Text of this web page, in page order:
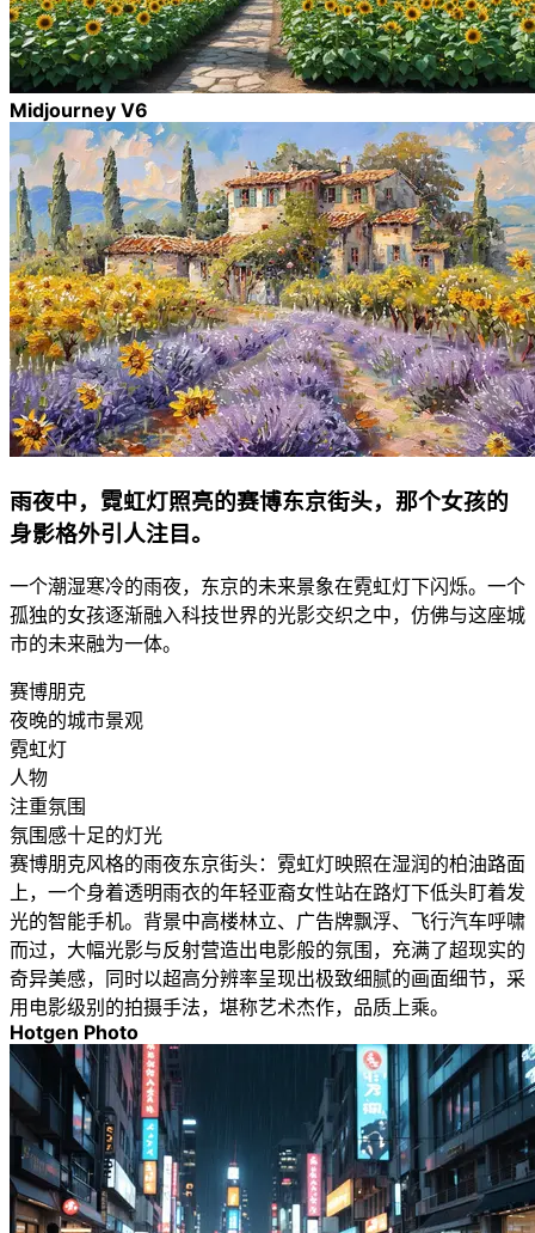
Midjourney V6
雨夜中，霓虹灯照亮的赛博东京街头，那个女孩的
身影格外引人注目。
一个潮湿寒冷的雨夜，东京的未来景象在霓虹灯下闪烁。一个
孤独的女孩逐渐融入科技世界的光影交织之中，仿佛与这座城
市的未来融为一体。
赛博朋克
夜晚的城市景观
霓虹灯
人物
注重氛围
氛围感十足的灯光
赛博朋克风格的雨夜东京街头：霓虹灯映照在湿润的柏油路面
上，一个身着透明雨衣的年轻亚裔女性站在路灯下低头盯着发
光的智能手机。背景中高楼林立、广告牌飘浮、飞行汽车呼啸
而过，大幅光影与反射营造出电影般的氛围，充满了超现实的
奇异美感，同时以超高分辨率呈现出极致细腻的画面细节，采
用电影级别的拍摄手法，堪称艺术杰作，品质上乘。
Hotgen Photo